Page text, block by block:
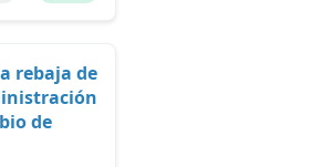
rebaja de
de